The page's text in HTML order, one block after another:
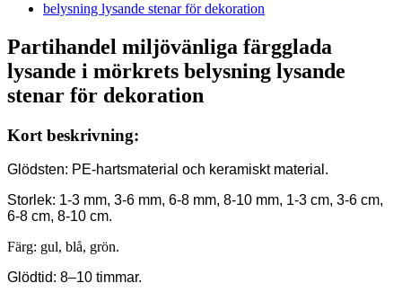
Partihandel miljövänliga färgglada
lysande i mörkrets belysning lysande
stenar för dekoration
Kort beskrivning:
Glödsten: PE-hartsmaterial och keramiskt material.
Storlek: 1-3 mm, 3-6 mm, 6-8 mm, 8-10 mm, 1-3 cm, 3-6 cm,
6-8 cm, 8-10 cm.
Färg: gul, blå, grön.
Glödtid: 8–10 timmar.